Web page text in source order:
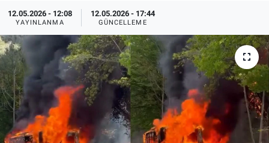
12.05.2026 - 12:08
YAYINLANMA
12.05.2026 - 17:44
GÜNCELLEME
Özel Haberler
Yazarlar
Medya
Özel Haberler
Kadın
Erişim Bilgileri
Haber Arşivi